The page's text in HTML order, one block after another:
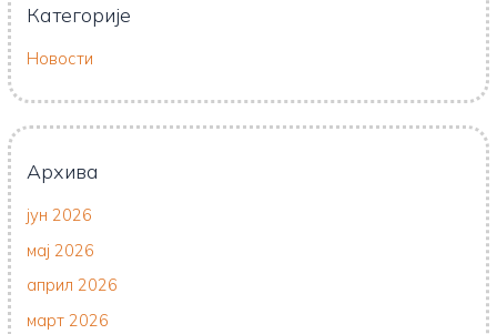
Категорије
Новости
Архива
јун 2026
мај 2026
април 2026
март 2026